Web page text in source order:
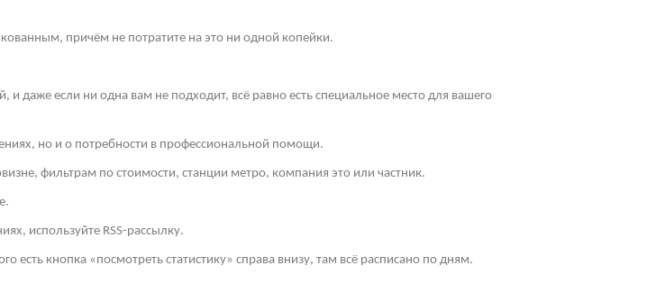
причём не потратите на это ни одной копейки.
и даже если ни одна вам не подходит, всё равно есть специальное место для вашего
но и о потребности в профессиональной помощи.
фильтрам по стоимости, станции метро, компания это или частник.
используйте RSS-рассылку.
есть кнопка «посмотреть статистику» справа внизу, там всё расписано по дням.